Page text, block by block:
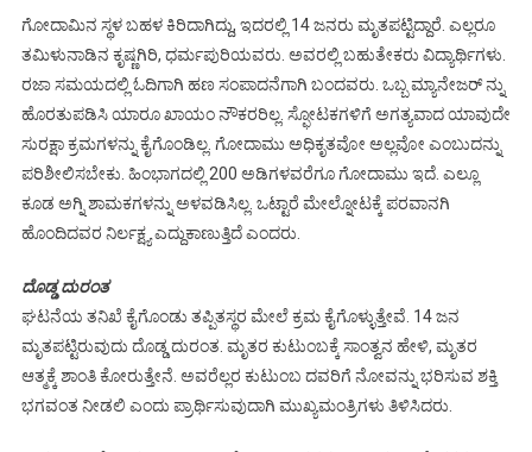
ಗೋದಾಮಿನ ಸ್ಥಳ ಬಹಳ ಕಿರಿದಾಗಿದ್ದು, ಇದರಲ್ಲಿ 14 ಜನರು ಮೃತಪಟ್ಟಿದ್ದಾರೆ. ಎಲ್ಲರೂ
ತಮಿಳುನಾಡಿನ ಕೃಷ್ಣಗಿರಿ, ಧರ್ಮಪುರಿಯವರು. ಅವರಲ್ಲಿ ಬಹುತೇಕರು ವಿದ್ಯಾರ್ಥಿಗಳು.
ರಜಾ ಸಮಯದಲ್ಲಿ ಓದಿಗಾಗಿ ಹಣ ಸಂಪಾದನೆಗಾಗಿ ಬಂದವರು. ಒಬ್ಬ ಮ್ಯಾನೇಜರ್ ನ್ನು
ಹೊರತುಪಡಿಸಿ ಯಾರೂ ಖಾಯಂ ನೌಕರರಿಲ್ಲ. ಸ್ಫೋಟಕಗಳಿಗೆ ಅಗತ್ಯವಾದ ಯಾವುದೇ
ಸುರಕ್ಷಾ ಕ್ರಮಗಳನ್ನು ಕೈಗೊಂಡಿಲ್ಲ. ಗೋದಾಮು ಅಧಿಕೃತವೋ ಅಲ್ಲವೋ ಎಂಬುದನ್ನು
ಪರಿಶೀಲಿಸಬೇಕು. ಹಿಂಭಾಗದಲ್ಲಿ 200 ಅಡಿಗಳವರೆಗೂ ಗೋದಾಮು ಇದೆ. ಎಲ್ಲೂ
ಕೂಡ ಅಗ್ನಿ ಶಾಮಕಗಳನ್ನು ಅಳವಡಿಸಿಲ್ಲ. ಒಟ್ಟಾರೆ ಮೇಲ್ನೋಟಕ್ಕೆ ಪರವಾನಗಿ
ಹೊಂದಿದವರ ನಿರ್ಲಕ್ಷ್ಯ ಎದ್ದುಕಾಣುತ್ತಿದೆ ಎಂದರು.
ದೊಡ್ಡ ದುರಂತ
ಘಟನೆಯ ತನಿಖೆ ಕೈಗೊಂಡು ತಪ್ಪಿತಸ್ಥರ ಮೇಲೆ ಕ್ರಮ ಕೈಗೊಳ್ಳುತ್ತೇವೆ. 14 ಜನ
ಮೃತಪಟ್ಟಿರುವುದು ದೊಡ್ಡ ದುರಂತ. ಮೃತರ ಕುಟುಂಬಕ್ಕೆ ಸಾಂತ್ವನ ಹೇಳಿ, ಮೃತರ
ಆತ್ಮಕ್ಕೆ ಶಾಂತಿ ಕೋರುತ್ತೇನೆ. ಅವರೆಲ್ಲರ ಕುಟುಂಬ ದವರಿಗೆ ನೋವನ್ನು ಭರಿಸುವ ಶಕ್ತಿ
ಭಗವಂತ ನೀಡಲಿ ಎಂದು ಪ್ರಾರ್ಥಿಸುವುದಾಗಿ ಮುಖ್ಯಮಂತ್ರಿಗಳು ತಿಳಿಸಿದರು.